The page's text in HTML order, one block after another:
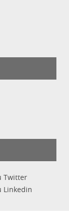
Twitter
Linkedin